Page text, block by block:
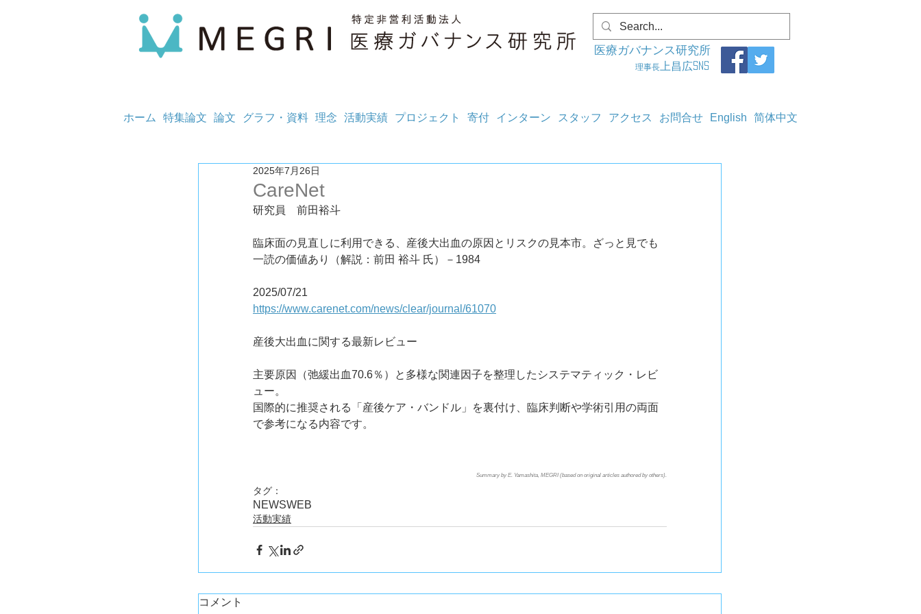
医療ガバナンス研究所
理事長 上昌広SNS
ホーム 特集論文 論文 グラフ・資料 理念 活動実績 プロジェクト 寄付 インターン スタッフ アクセス お問合せ English 简体中文
CareNet
2025年7月26日
研究員　前田裕斗
臨床面の見直しに利用できる、産後大出血の原因とリスクの見本市。ざっと見でも
一読の価値あり（解説：前田 裕斗 氏）－1984
2025/07/21
https://www.carenet.com/news/clear/journal/61070
産後大出血に関する最新レビュー
主要原因（弛緩出血70.6％）と多様な関連因子を整理したシステマティック・レビ
ュー。
国際的に推奨される「産後ケア・バンドル」を裏付け、臨床判断や学術引用の両面
で参考になる内容です。
Summary by E. Yamashita, MEGRI (based on original articles authored by others).
タグ：
NEWSWEB
活動実績
コメント